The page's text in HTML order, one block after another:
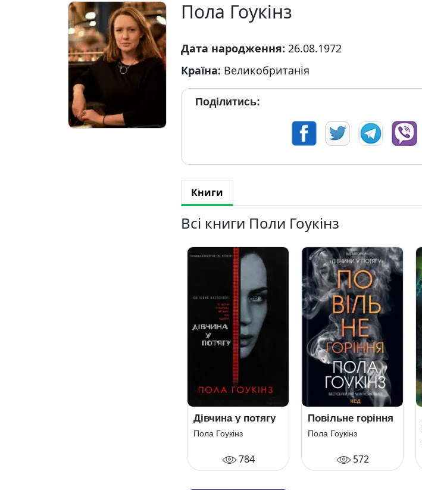
Пола Гоукінз
Дата народження: 26.08.1972
Країна: Великобританія
Поділитись:
Книги
Всі книги Поли Гоукінз
Дівчина у потягу
Пола Гоукінз
784
Повільне горіння
Пола Гоукінз
572